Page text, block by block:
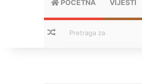
POČETNA VIJESTI
Nasumični tekstovi